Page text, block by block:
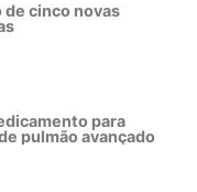
cinco novas
para
pulmão avançado